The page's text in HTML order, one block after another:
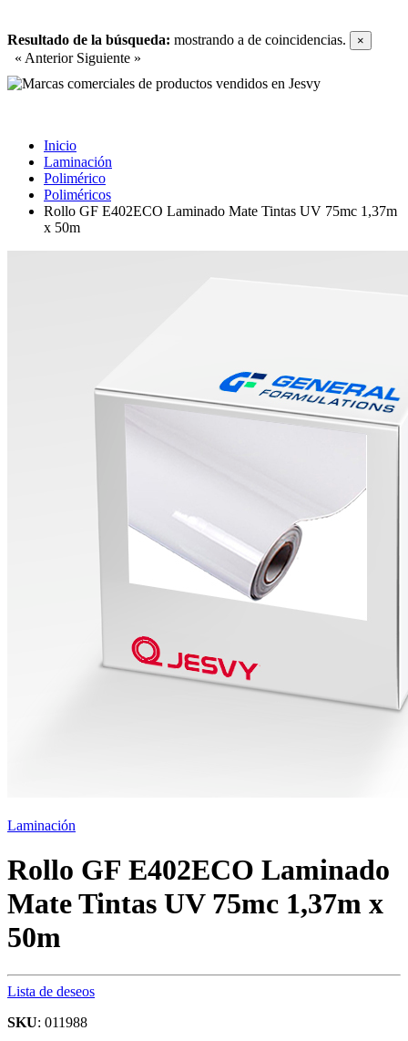
Resultado de la búsqueda: mostrando a de coincidencias. ×
« Anterior Siguiente »
Inicio
Laminación
Polimérico
Poliméricos
Rollo GF E402ECO Laminado Mate Tintas UV 75mc 1,37m
x 50m
Laminación
Rollo GF E402ECO Laminado
Mate Tintas UV 75mc 1,37m x
50m
Lista de deseos
SKU: 011988